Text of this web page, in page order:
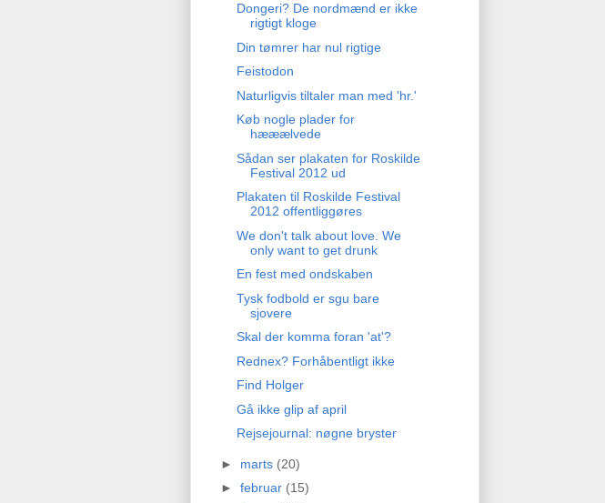
Dongeri? De nordmænd er ikke
rigtigt kloge
Din tømrer har nul rigtige
Feistodon
Naturligvis tiltaler man med 'hr.'
Køb nogle plader for
hææælvede
Sådan ser plakaten for Roskilde
Festival 2012 ud
Plakaten til Roskilde Festival
2012 offentliggøres
We don't talk about love. We
only want to get drunk
En fest med ondskaben
Tysk fodbold er sgu bare
sjovere
Skal der komma foran 'at'?
Rednex? Forhåbentligt ikke
Find Holger
Gå ikke glip af april
Rejsejournal: nøgne bryster
► marts (20)
► februar (15)